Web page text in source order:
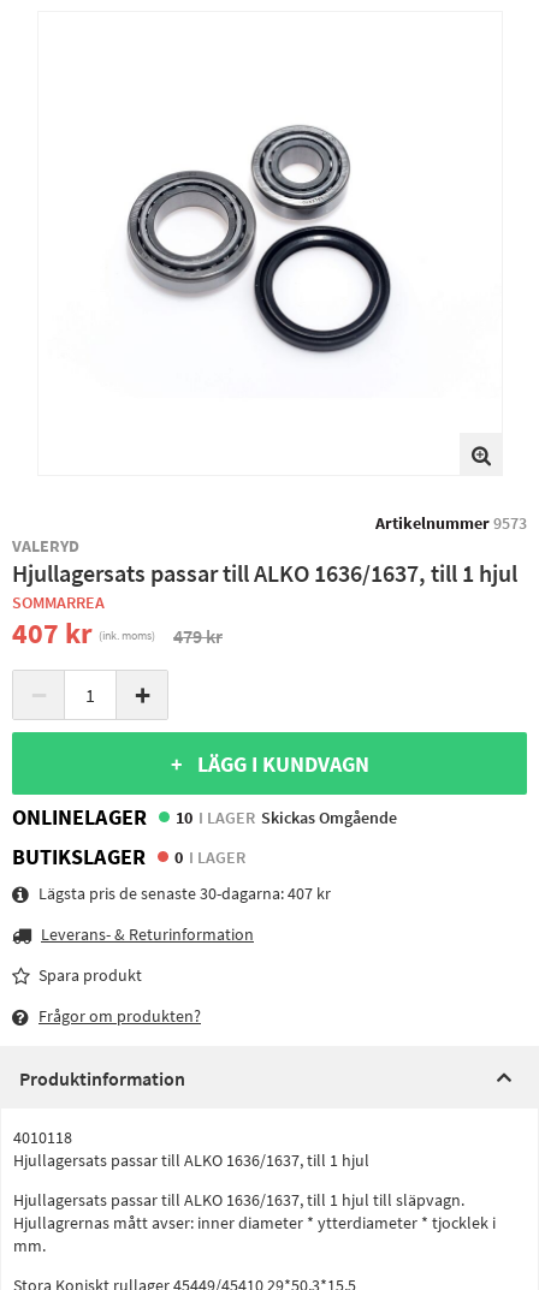
Artikelnummer9573
VALERYD
Hjullagersats passar till ALKO 1636/1637, till 1 hjul
SOMMARREA
407 kr (ink. moms) 479 kr
− +
+ LÄGG I KUNDVAGN
ONLINELAGER
10 I LAGER Skickas Omgående
BUTIKSLAGER 0 I LAGER
Lägsta pris de senaste 30-dagarna:407 kr
Leverans- & Returinformation
Spara produkt
Frågor om produkten?
Produktinformation
4010118
Hjullagersats passar till ALKO 1636/1637, till 1 hjul
Hjullagersats passar till ALKO 1636/1637, till 1 hjul till släpvagn.
Hjullagrernas mått avser: inner diameter * ytterdiameter * tjocklek i
mm.
Stora Koniskt rullager 45449/45410 29*50,3*15,5